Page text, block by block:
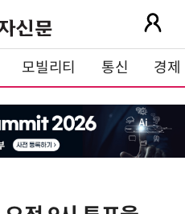
모빌리티 통신 경제